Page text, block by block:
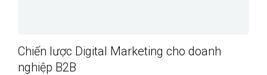
Chiến lược Digital Marketing cho doanh
nghiệp B2B